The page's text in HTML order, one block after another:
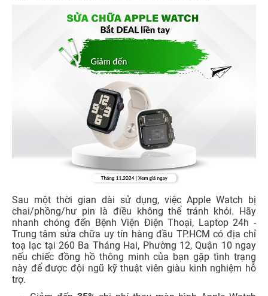
Sau một thời gian dài sử dụng, việc Apple Watch bị
chai/phồng/hư pin là điều không thể tránh khỏi. Hãy
nhanh chóng đến Bệnh Viện Điện Thoại, Laptop 24h -
Trung tâm sửa chữa uy tín hàng đầu TP.HCM có địa chỉ
toạ lạc tại 260 Ba Tháng Hai, Phường 12, Quận 10 ngay
nếu chiếc đồng hồ thông minh của bạn gặp tình trạng
này để được đội ngũ kỹ thuật viên giàu kinh nghiệm hỗ
trợ.